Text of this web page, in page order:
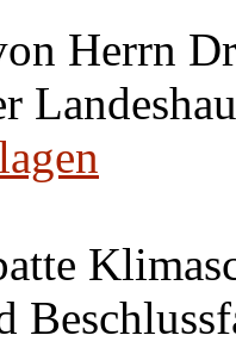
Herrn